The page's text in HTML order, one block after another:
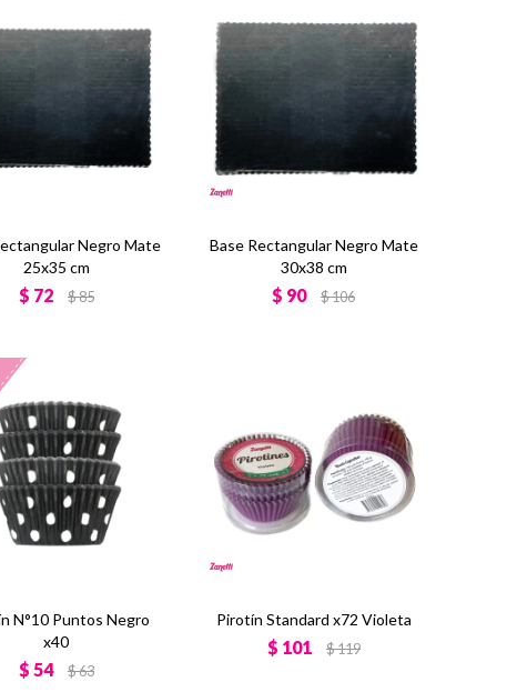
Negro Mate
25x35 cm
$ 72 $85
Base Rectangular Negro Mate
30x38 cm
$ 90 $106
N°10 Puntos Negro
x40
$ 54 $63
Pirotín Standard x72 Violeta
$ 101 $119